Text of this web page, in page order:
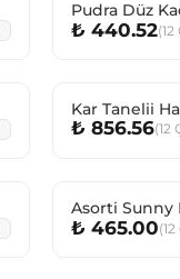
Pudra Düz
₺ 440.52(12
Kar Tanelii
₺ 856.56(12
₺ 465.00(12